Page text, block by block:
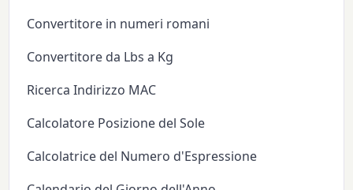
Convertitore in numeri romani
Convertitore da Lbs a Kg
Ricerca Indirizzo MAC
Calcolatore Posizione del Sole
Calcolatrice del Numero d'Espressione